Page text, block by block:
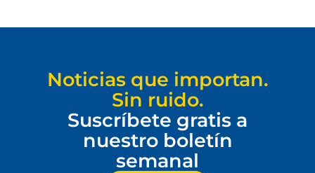
Noticias que importan.
Sin ruido.
Suscríbete gratis a
nuestro boletín
semanal